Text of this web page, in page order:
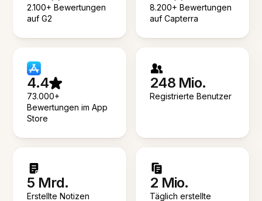
2.100+ Bewertungen
auf G2
8.200+ Bewertungen
auf Capterra
4.4
73.000+
Bewertungen im App
Store
248 Mio.
Registrierte Benutzer
5 Mrd.
Erstellte Notizen
2 Mio.
Täglich erstellte